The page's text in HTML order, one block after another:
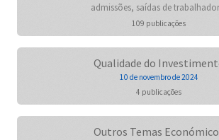
admissões, saídas de
109 publicações
Qualidade do
10 de novembro de 2024
4 publicações
Outros Temas